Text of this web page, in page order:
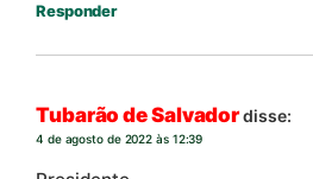
Responder
Tubarão de Salvadordisse:
4 de agosto de 2022 às 12:39